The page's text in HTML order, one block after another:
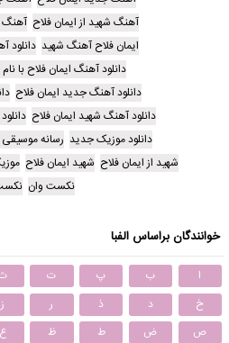
آهنگ شهید از ایمان فلاح آهنگ
ایمان فلاح آهنگ شهید دانلود
دانلود آهنگ ایمان فلاح با
دانلود آهنگ جدید ایمان فلاح
دانلود آهنگ شهید ایمان فلاح
دانلود موزیک جدید رسانه
شهید از ایمان فلاح شهید ایمان فلاح
نکست وان
خوانندگان براساس الفبا
ا ب پ ت
خ
د ذ ر ز
ص
ض ط ظ ع